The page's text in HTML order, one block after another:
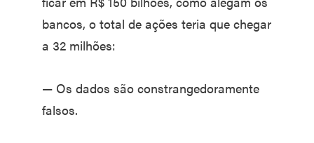
bancos, o total de ações teria que chegar
a 32 milhões:
— Os dados são constrangedoramente
falsos.